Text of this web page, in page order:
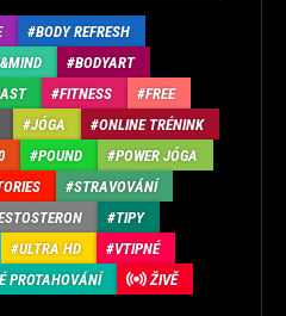
BODY REFRESH
BODYART
FITNESS
FREE
JÓGA
ONLINE TRÉNINK
POUND
POWER JÓGA
STRAVOVÁNÍ
TIPY
ULTRA HD
VTIPNÉ
PROTAHOVÁNÍ ŽIVĚ